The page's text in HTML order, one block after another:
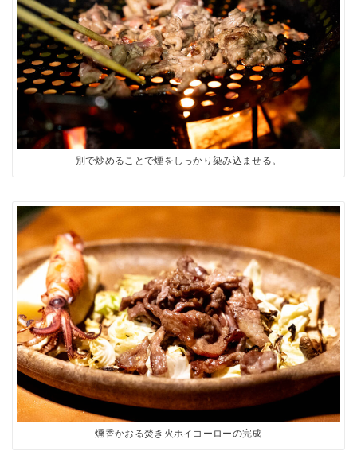
別で炒めることで煙をしっかり染み込ませる。
燻香かおる焚き火ホイコーローの完成